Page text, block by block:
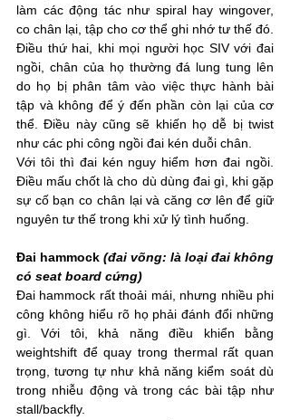
làm các động tác như spiral hay wingover,
co chân lại, tập cho cơ thể ghi nhớ tư thế đó.
Điều thứ hai, khi mọi người học SIV với đai
ngồi, chân của họ thường đá lung tung lên
do họ bị phân tâm vào việc thực hành bài
tập và không để ý đến phần còn lại của cơ
thể. Điều này cũng sẽ khiến họ dễ bị twist
như các phi công ngồi đai kén duỗi chân.
Với tôi thì đai kén nguy hiểm hơn đai ngồi.
Điều mấu chốt là cho dù dùng đai gì, khi gặp
sự cố bạn co chân lại và căng cơ lên để giữ
nguyên tư thế trong khi xử lý tình huống.
Đai hammock (đai võng: là loại đai không
có seat board cứng)
Đai hammock rất thoải mái, nhưng nhiều phi
công không hiểu rõ họ phải đánh đổi những
gì. Với tôi, khả năng điều khiển bằng
weightshift để quay trong thermal rất quan
trọng, tương tự như khả năng kiểm soát dù
trong nhiễu động và trong các bài tập như
stall/backfly.